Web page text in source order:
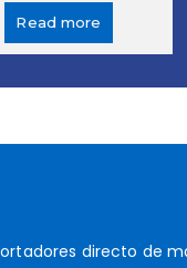
Read more
directo de